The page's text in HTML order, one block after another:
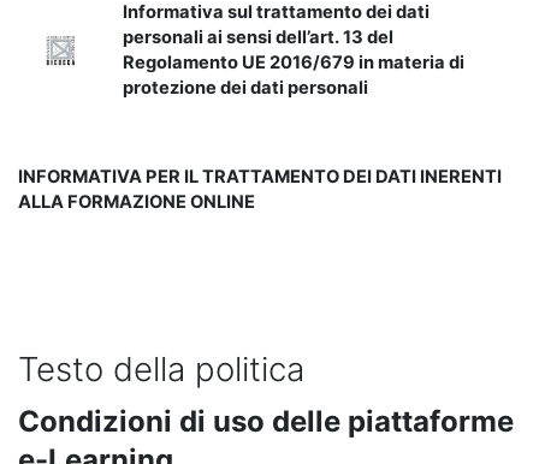
Informativa sul trattamento dei dati
personali ai sensi dell’art. 13 del
Regolamento UE 2016/679 in materia di
protezione dei dati personali
INFORMATIVA PER IL TRATTAMENTO DEI DATI INERENTI
ALLA FORMAZIONE ONLINE
Testo della politica
Condizioni di uso delle piattaforme